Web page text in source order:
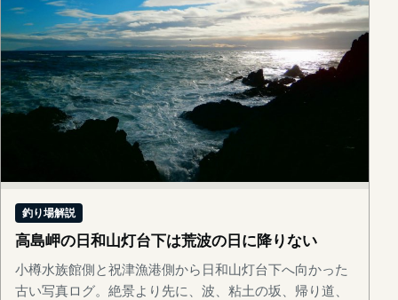
釣り場解説
高島岬の日和山灯台下は荒波の日に降りない
小樽水族館側と祝津漁港側から日和山灯台下へ向かった
古い写真ログ。絶景より先に、波、粘土の坂、帰り道、